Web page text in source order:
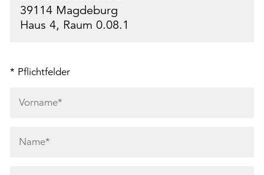
39114 Magdeburg
Haus 4, Raum 0.08.1
* Pflichtfelder